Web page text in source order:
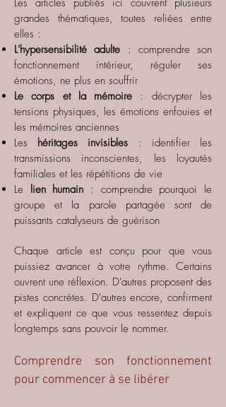
Les articles publiés ici couvrent plusieurs
grandes thématiques, toutes reliées entre
elles :
L'hypersensibilité adulte : comprendre son
fonctionnement intérieur, réguler ses
émotions, ne plus en souffrir
Le corps et la mémoire : décrypter les
tensions physiques, les émotions enfouies et
les mémoires anciennes
Les héritages invisibles : identifier les
transmissions inconscientes, les loyautés
familiales et les répétitions de vie
Le lien humain : comprendre pourquoi le
groupe et la parole partagée sont de
puissants catalyseurs de guérison
Chaque article est conçu pour que vous
puissiez avancer à votre rythme. Certains
ouvrent une réflexion. D'autres proposent des
pistes concrètes. D'autres encore, confirment
et expliquent ce que vous ressentez depuis
longtemps sans pouvoir le nommer.
Comprendre son fonctionnement
pour commencer à se libérer